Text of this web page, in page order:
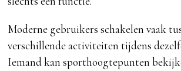
Moderne gebruikers schakelen vaak
verschillende activiteiten tijdens
Iemand kan sporthoogtepunten